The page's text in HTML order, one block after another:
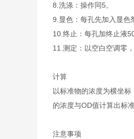
8. 洗涤：操作同5。
9. 显色：每孔先加入显
10. 终止：每孔加终止液
11. 测定：以空白空调零
计算
以标准物的浓度为横坐
的浓度与OD值计算出标
注意事项